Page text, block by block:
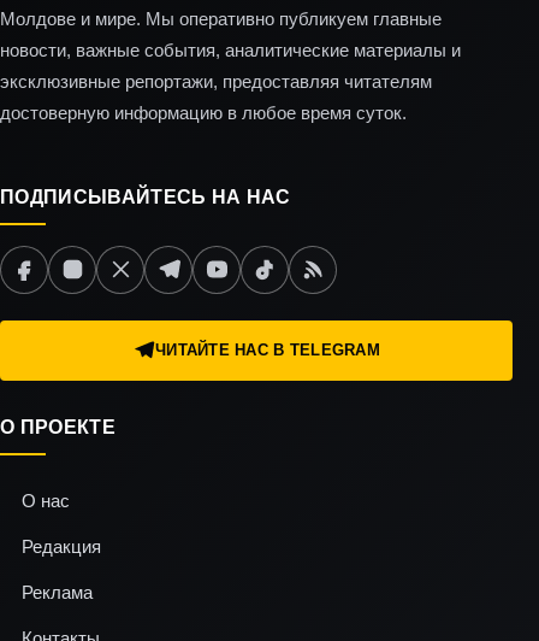
Молдове и мире. Мы оперативно публикуем главные
новости, важные события, аналитические материалы и
эксклюзивные репортажи, предоставляя читателям
достоверную информацию в любое время суток.
ПОДПИСЫВАЙТЕСЬ НА НАС
ЧИТАЙТЕ НАС В TELEGRAM
О ПРОЕКТЕ
О нас
Редакция
Реклама